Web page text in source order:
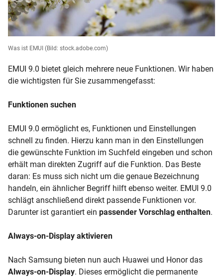
Was ist EMUI (Bild: stock.adobe.com)
EMUI 9.0 bietet gleich mehrere neue Funktionen. Wir haben
die wichtigsten für Sie zusammengefasst:
Funktionen suchen
EMUI 9.0 ermöglicht es, Funktionen und Einstellungen
schnell zu finden. Hierzu kann man in den Einstellungen
die gewünschte Funktion im Suchfeld eingeben und schon
erhält man direkten Zugriff auf die Funktion. Das Beste
daran: Es muss sich nicht um die genaue Bezeichnung
handeln, ein ähnlicher Begriff hilft ebenso weiter. EMUI 9.0
schlägt anschließend direkt passende Funktionen vor.
Darunter ist garantiert ein passender Vorschlag enthalten.
Always-on-Display aktivieren
Nach Samsung bieten nun auch Huawei und Honor das
Always-on-Display. Dieses ermöglicht die permanente